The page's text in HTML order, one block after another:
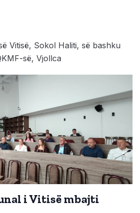
Vitisë, Sokol Haliti, së bashku
së, Vjollca
i Vitisë mbajti